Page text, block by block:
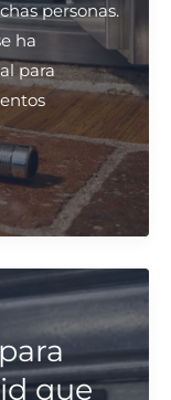
personas.
ha
para
que